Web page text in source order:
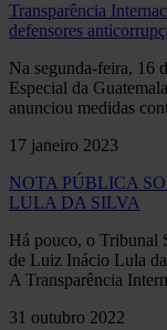
Transparência
defensores
Na segunda-feira, 16
Especial da
anunciou medidas
17 janeiro 2023
NOTA PÚBLICA
LULA DA SILVA
Há pouco, o Tribunal
de Luiz Inácio Lula
A Transparência
31 outubro 2022